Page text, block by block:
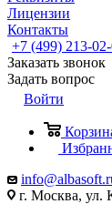
Лицензии
Контакты
+7 (499) 213-
Заказать звонок
Задать вопрос
Войти
г. Москва,